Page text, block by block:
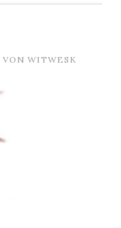
VON WITWESK